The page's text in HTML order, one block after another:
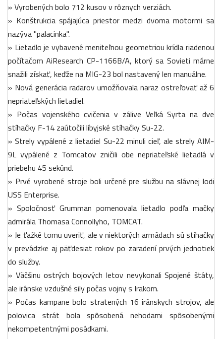
» Vyrobených bolo 712 kusov v rôznych verziách.
» Konštrukcia spájajúca priestor medzi dvoma motormi sa
nazýva "palacinka".
» Lietadlo je vybavené meniteľnou geometriou krídla riadenou
počítačom AiResearch CP-1166B/A, ktorý sa Sovieti márne
snažili získať, keďže na MIG-23 bol nastavený len manuálne.
» Nová generácia radarov umožňovala naraz ostreľovať až 6
nepriateľských lietadiel.
» Počas vojenského cvičenia v zálive Veľká Syrta na dve
stíhačky F-14 zaútočili líbyjské stíhačky Su-22.
» Strely vypálené z lietadiel Su-22 minuli cieľ, ale strely AIM-
9L vypálené z Tomcatov zničili obe nepriateľské lietadlá v
priebehu 45 sekúnd.
» Prvé vyrobené stroje boli určené pre službu na slávnej lodi
USS Enterprise.
» Spoločnosť Grumman pomenovala lietadlo podľa mačky
admirála Thomasa Connollyho, TOMCAT.
» Je ťažké tomu uveriť, ale v niektorých armádach sú stíhačky
v prevádzke aj päťdesiat rokov po zaradení prvých jednotiek
do služby.
» Väčšinu ostrých bojových letov nevykonali Spojené štáty,
ale iránske vzdušné sily počas vojny s Irakom.
» Počas kampane bolo stratených 16 iránskych strojov, ale
polovica strát bola spôsobená nehodami spôsobenými
nekompetentnými posádkami.